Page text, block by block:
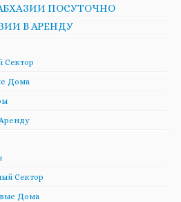
ПОСУТОЧНО
В АРЕНДУ
Сектор
Дома
Сектор
Дома